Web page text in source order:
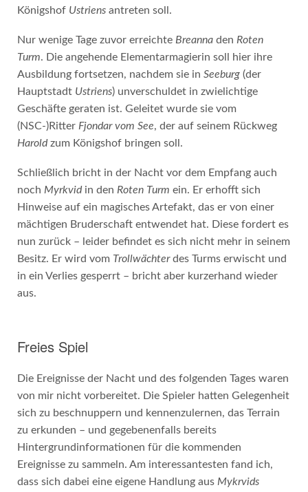
Königshof Ustriensantreten soll.
Nur wenige Tage zuvor erreichte Breannaden Roten
Turm. Die angehende Elementarmagierin soll hier ihre
Ausbildung fortsetzen, nachdem sie in Seeburg(der
Hauptstadt Ustriens) unverschuldet in zwielichtige
Geschäfte geraten ist. Geleitet wurde sie vom
(NSC-)Ritter Fjondar vom See, der auf seinem Rückweg
Haroldzum Königshof bringen soll.
Schließlich bricht in der Nacht vor dem Empfang auch
noch Myrkvidin den Roten Turm ein. Er erhofft sich
Hinweise auf ein magisches Artefakt, das er von einer
mächtigen Bruderschaft entwendet hat. Diese fordert es
nun zurück – leider befindet es sich nicht mehr in seinem
Besitz. Er wird vom Trollwächterdes Turms erwischt und
in ein Verlies gesperrt – bricht aber kurzerhand wieder
aus.
Freies Spiel
Die Ereignisse der Nacht und des folgenden Tages waren
von mir nicht vorbereitet. Die Spieler hatten Gelegenheit
sich zu beschnuppern und kennenzulernen, das Terrain
zu erkunden – und gegebenenfalls bereits
Hintergrundinformationen für die kommenden
Ereignisse zu sammeln. Am interessantesten fand ich,
dass sich dabei eine eigene Handlung aus Mykrvids